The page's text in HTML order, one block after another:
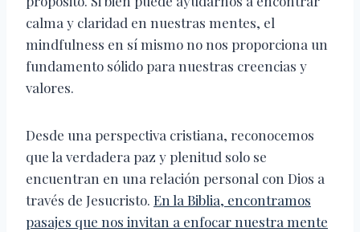
calma y claridad en nuestras mentes, el
mindfulness en sí mismo no nos proporciona un
fundamento sólido para nuestras creencias y
valores.
Desde una perspectiva cristiana, reconocemos
que la verdadera paz y plenitud solo se
encuentran en una relación personal con Dios a
través de Jesucristo. En la Biblia, encontramos
pasajes que nos invitan a enfocar nuestra mente